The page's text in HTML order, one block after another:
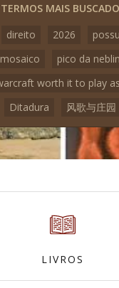
TERMOS MAIS
direito 2026
mosaico
pico da
worth it to play
Ditadura
风歌与庄园
LIVROS